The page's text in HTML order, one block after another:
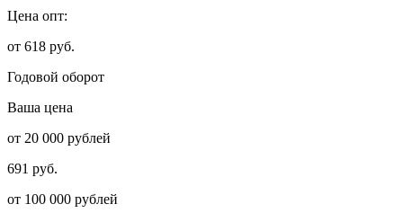
Цена опт:
от 618 руб.
Годовой оборот
Ваша цена
от 20 000 рублей
691 руб.
от 100 000 рублей